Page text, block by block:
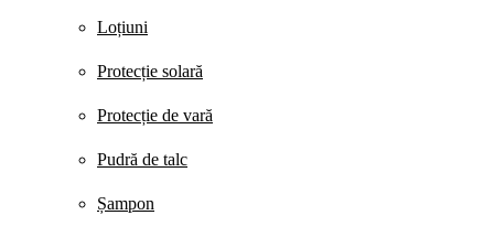
Loțiuni
Protecție solară
Protecție de vară
Pudră de talc
Șampon